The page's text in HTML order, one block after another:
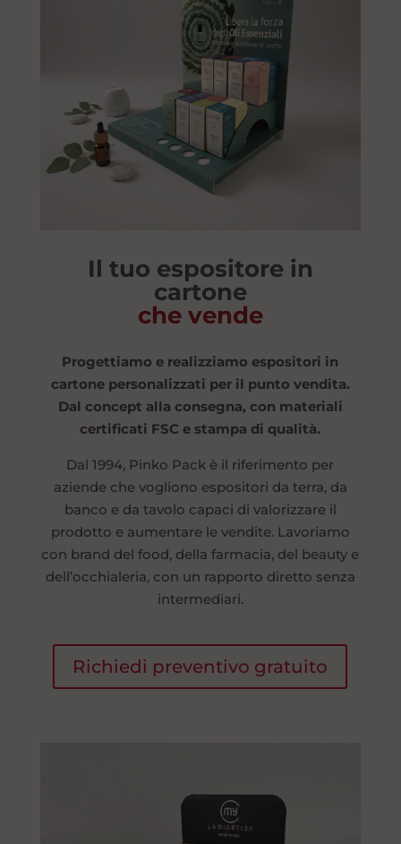
Il tuo espositore in
cartone
che vende
Progettiamo e realizziamo espositori in
cartone personalizzati per il punto vendita.
Dal concept alla consegna, con materiali
certificati FSC e stampa di qualità.
Dal 1994, Pinko Pack è il riferimento per
aziende che vogliono espositori da terra, da
banco e da tavolo capaci di valorizzare il
prodotto e aumentare le vendite. Lavoriamo
con brand del food, della farmacia, del beauty e
dell’occhialeria, con un rapporto diretto senza
intermediari.
Richiedi preventivo gratuito